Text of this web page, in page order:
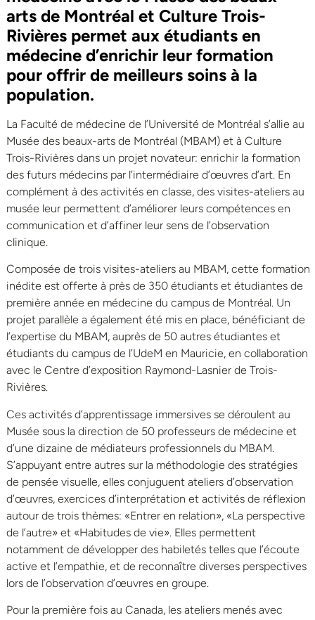
arts de Montréal et Culture Trois-
Rivières permet aux étudiants en
médecine d’enrichir leur formation
pour offrir de meilleurs soins à la
population.
La Faculté de médecine de l’Université de Montréal s’allie au
Musée des beaux-arts de Montréal (MBAM) et à Culture
Trois-Rivières dans un projet novateur: enrichir la formation
des futurs médecins par l’intermédiaire d’œuvres d’art. En
complément à des activités en classe, des visites-ateliers au
musée leur permettent d’améliorer leurs compétences en
communication et d’affiner leur sens de l’observation
clinique.
Composée de trois visites-ateliers au MBAM, cette formation
inédite est offerte à près de 350 étudiants et étudiantes de
première année en médecine du campus de Montréal. Un
projet parallèle a également été mis en place, bénéficiant de
l’expertise du MBAM, auprès de 50 autres étudiantes et
étudiants du campus de l’UdeM en Mauricie, en collaboration
avec le Centre d’exposition Raymond-Lasnier de Trois-
Rivières.
Ces activités d’apprentissage immersives se déroulent au
Musée sous la direction de 50 professeurs de médecine et
d’une dizaine de médiateurs professionnels du MBAM.
S’appuyant entre autres sur la méthodologie des stratégies
de pensée visuelle, elles conjuguent ateliers d’observation
d’œuvres, exercices d’interprétation et activités de réflexion
autour de trois thèmes: «Entrer en relation», «La perspective
de l’autre» et «Habitudes de vie». Elles permettent
notamment de développer des habiletés telles que l’écoute
active et l’empathie, et de reconnaître diverses perspectives
lors de l’observation d’œuvres en groupe.
Pour la première fois au Canada, les ateliers menés avec